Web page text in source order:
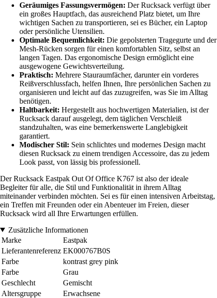
Geräumiges Fassungsvermögen: Der Rucksack verfügt über
ein großes Hauptfach, das ausreichend Platz bietet, um Ihre
wichtigen Sachen zu transportieren, sei es Bücher, ein Laptop
oder persönliche Utensilien.
Optimale Bequemlichkeit: Die gepolsterten Tragegurte und der
Mesh-Rücken sorgen für einen komfortablen Sitz, selbst an
langen Tagen. Das ergonomische Design ermöglicht eine
ausgewogene Gewichtsverteilung.
Praktisch: Mehrere Stauraumfächer, darunter ein vorderes
Reißverschlussfach, helfen Ihnen, Ihre persönlichen Sachen zu
organisieren und leicht auf das zuzugreifen, was Sie im Alltag
benötigen.
Haltbarkeit: Hergestellt aus hochwertigen Materialien, ist der
Rucksack darauf ausgelegt, dem täglichen Verschleiß
standzuhalten, was eine bemerkenswerte Langlebigkeit
garantiert.
Modischer Stil: Sein schlichtes und modernes Design macht
diesen Rucksack zu einem trendigen Accessoire, das zu jedem
Look passt, von lässig bis professionell.
Der Rucksack Eastpak Out Of Office K767 ist also der ideale
Begleiter für alle, die Stil und Funktionalität in ihrem Alltag
miteinander verbinden möchten. Sei es für einen intensiven Arbeitstag,
ein Treffen mit Freunden oder ein Abenteuer im Freien, dieser
Rucksack wird all Ihre Erwartungen erfüllen.
Zusätzliche Informationen
Marke
Eastpak
Lieferantenreferenz EK000767B0S
Farbe
kontrast grey pink
Farbe
Grau
Geschlecht
Gemischt
Altersgruppe
Erwachsene